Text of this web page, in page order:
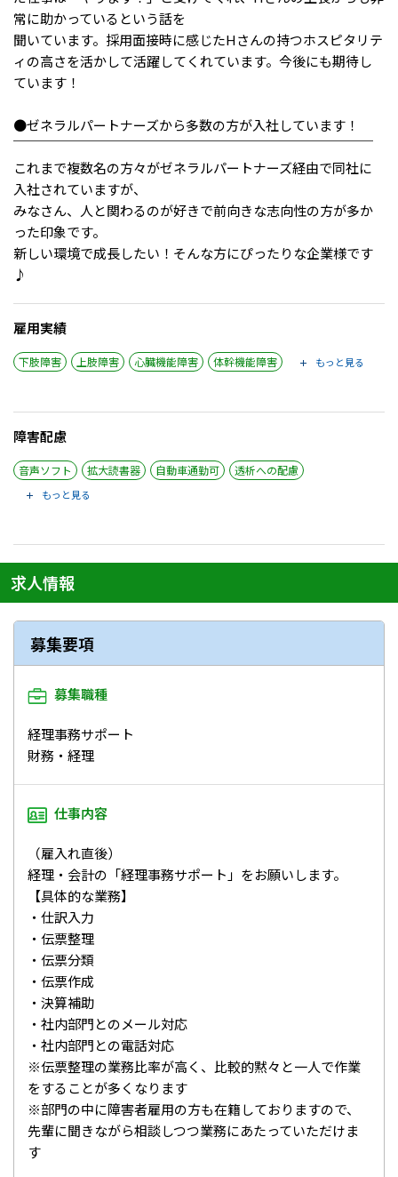
常に助かっているという話を
聞いています。採用面接時に感じたHさんの持つホスピタリテ
ィの高さを活かして活躍してくれています。今後にも期待し
ています！
●ゼネラルパートナーズから多数の方が入社しています！
￣￣￣￣￣￣￣￣￣￣￣￣￣￣￣￣￣￣￣￣￣￣￣￣￣￣￣
これまで複数名の方々がゼネラルパートナーズ経由で同社に
入社されていますが、
みなさん、人と関わるのが好きで前向きな志向性の方が多か
った印象です。
新しい環境で成長したい！そんな方にぴったりな企業様です
♪
雇用実績
下肢障害 上肢障害 心臓機能障害 体幹機能障害 もっと見る
障害配慮
音声ソフト 拡大読書器 自動車通勤可 透析への配慮
もっと見る
求人情報
募集要項
募集職種
経理事務サポート
財務・経理
仕事内容
（雇入れ直後）
経理・会計の「経理事務サポート」をお願いします。
【具体的な業務】
・仕訳入力
・伝票整理
・伝票分類
・伝票作成
・決算補助
・社内部門とのメール対応
・社内部門との電話対応
※伝票整理の業務比率が高く、比較的黙々と一人で作業
をすることが多くなります
※部門の中に障害者雇用の方も在籍しておりますので、
先輩に聞きながら相談しつつ業務にあたっていただけま
す